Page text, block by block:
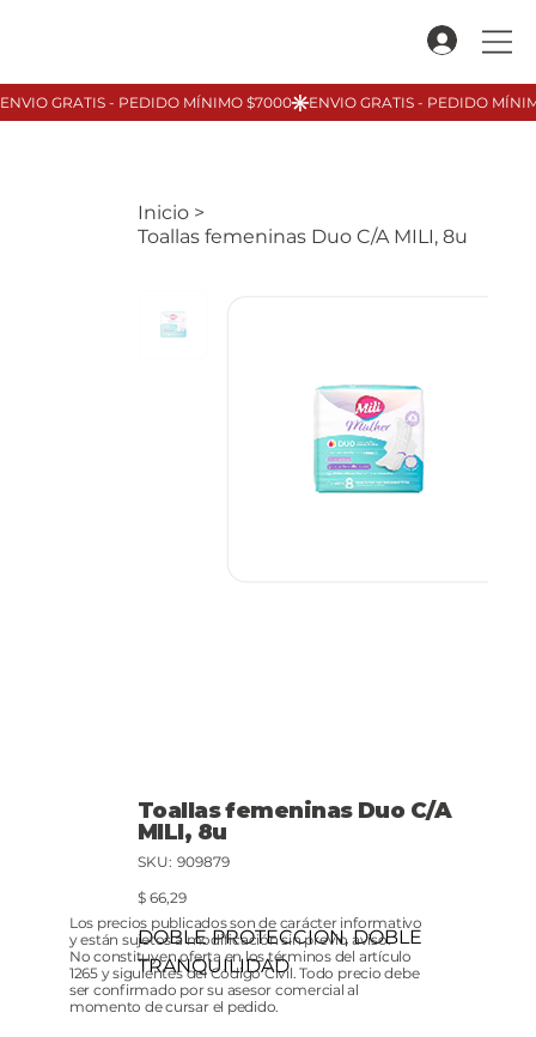
Inicio >
Toallas femeninas Duo C/A MILI, 8u
Toallas femeninas Duo C/A
MILI, 8u
SKU: SKU
909879
Precio
$ 66,29
DOBLE PROTECCION, DOBLE
TRANQUILIDAD
Los precios publicados son de carácter informativo
y están sujetos a modificación sin previo aviso.
No constituyen oferta en los términos del artículo
1265 y siguientes del Código Civil. Todo precio debe
ser confirmado por su asesor comercial al
momento de cursar el pedido.